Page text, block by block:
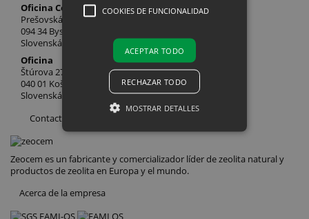
Oficina Central
Prešovská 282/ 1
094 34 Bystré
Slovenská republika
Oficina
Štúrova 27
040 01 Košice
Slovenská republika
Contactos
Zeocem es un fabricante y comercializador líder de zeolita natural y
productos de zeolita en Europa y el mundo.
Acerca de la empresa
COOKIES DE FUNCIONALIDAD
ACEPTAR TODO
RECHAZAR TODO
MOSTRAR DETALLES
Cookies estrictamente necesarias
Cookies de rendimiento